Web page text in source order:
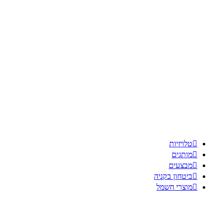
טלויזיות
מותגים
מבצעים
ביטחון בקניה
מוצרי חשמל